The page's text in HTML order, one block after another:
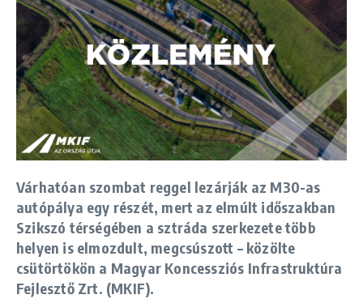
Várhatóan szombat reggel lezárják az M30-as
autópálya egy részét, mert az elmúlt időszakban
Szikszó térségében a sztráda szerkezete több
helyen is elmozdult, megcsúszott – közölte
csütörtökön a Magyar Koncessziós Infrastruktúra
Fejlesztő Zrt. (MKIF).